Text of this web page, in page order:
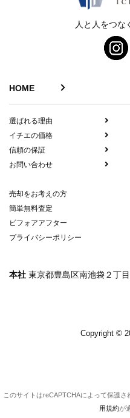
人と人をつな
HOME
選ばれる理由
イチエの価格
信頼の保証
お問い合わせ
売却をお考えの方
簡単無料査定
ビフォアアフター
プライバシーポリシー
本社 東京都豊島区南池袋２丁
Copyright ©
このサイトはreCAPTCHAによって保護さ
用規約が